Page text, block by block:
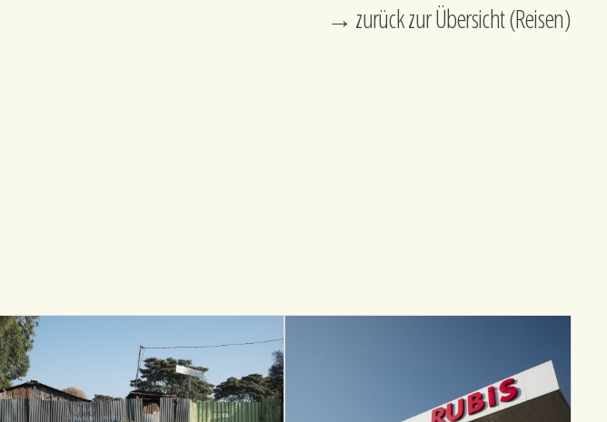
→ zurück zur Übersicht (Reisen)